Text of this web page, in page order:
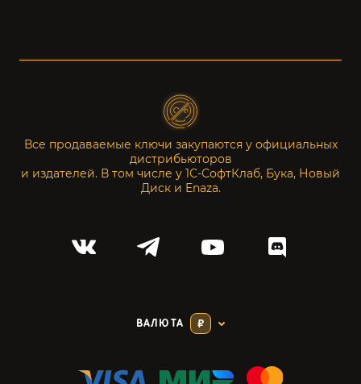
Все продаваемые ключи закупаются у официальных
дистрибьюторов
и издателей. В том числе у 1С-СофтКлаб, Бука, Новый
Диск и Enaza.
ВАЛЮТА ₽